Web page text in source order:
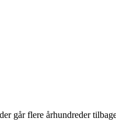
går flere århundreder